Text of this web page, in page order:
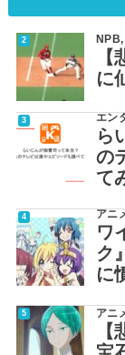
NPB
に
エン
ら
の
て
アニ
ワ
ク
に
アニ